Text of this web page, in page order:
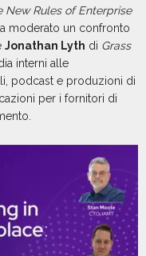
New Rules of Enterprise
moderato un confronto
Jonathan Lyth di Grass
interni alle
podcast e produzioni di
per i fornitori di